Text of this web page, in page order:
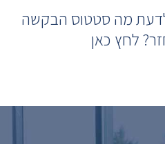
מה סטטוס הבקשה
לחץ כאן